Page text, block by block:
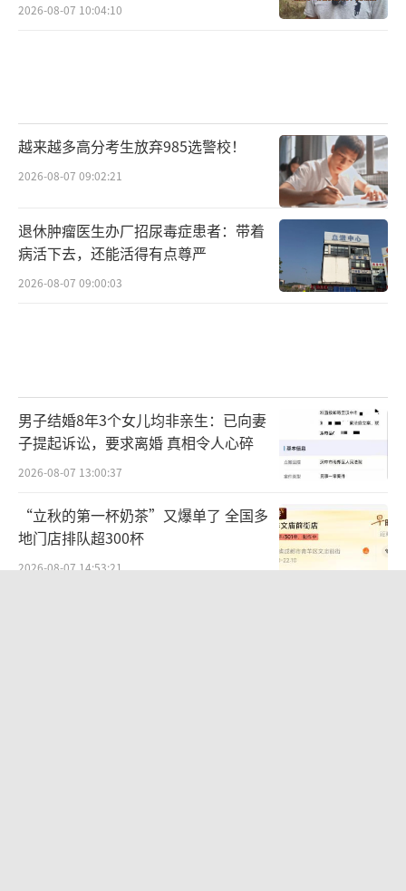
2026-08-07 10:04:10
越来越多高分考生放弃985选警校！
2026-08-07 09:02:21
退休肿瘤医生办厂招尿毒症患者：带着
病活下去，还能活得有点尊严
2026-08-07 09:00:03
男子结婚8年3个女儿均非亲生：已向妻
子提起诉讼，要求离婚 真相令人心碎
2026-08-07 13:00:37
“立秋的第一杯奶茶”又爆单了 全国多
地门店排队超300杯
2026-08-07 14:53:21